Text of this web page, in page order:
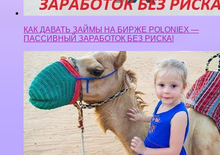
КАК ДАВАТЬ ЗАЙМЫ НА БИРЖЕ POLONIEX —
ПАССИВНЫЙ ЗАРАБОТОК БЕЗ РИСКА!